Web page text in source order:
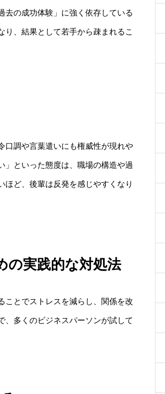
去の成功体験」に強く依存している
り、結果として若手から疎まれるこ
口調や言葉遣いにも権威性が現れや
」といった態度は、職場の構造や過
ど、後輩は反発を感じやすくなり
の実践的な対処法
ことでストレスを減らし、関係を改
、多くのビジネスパーソンが試して